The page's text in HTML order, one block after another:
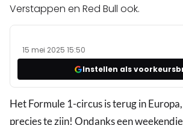
Verstappen en Red Bull ook.
15 mei 2025 15:50
Instellen als
Het Formule 1-circus is terug in
precies te zijn! Ondanks een